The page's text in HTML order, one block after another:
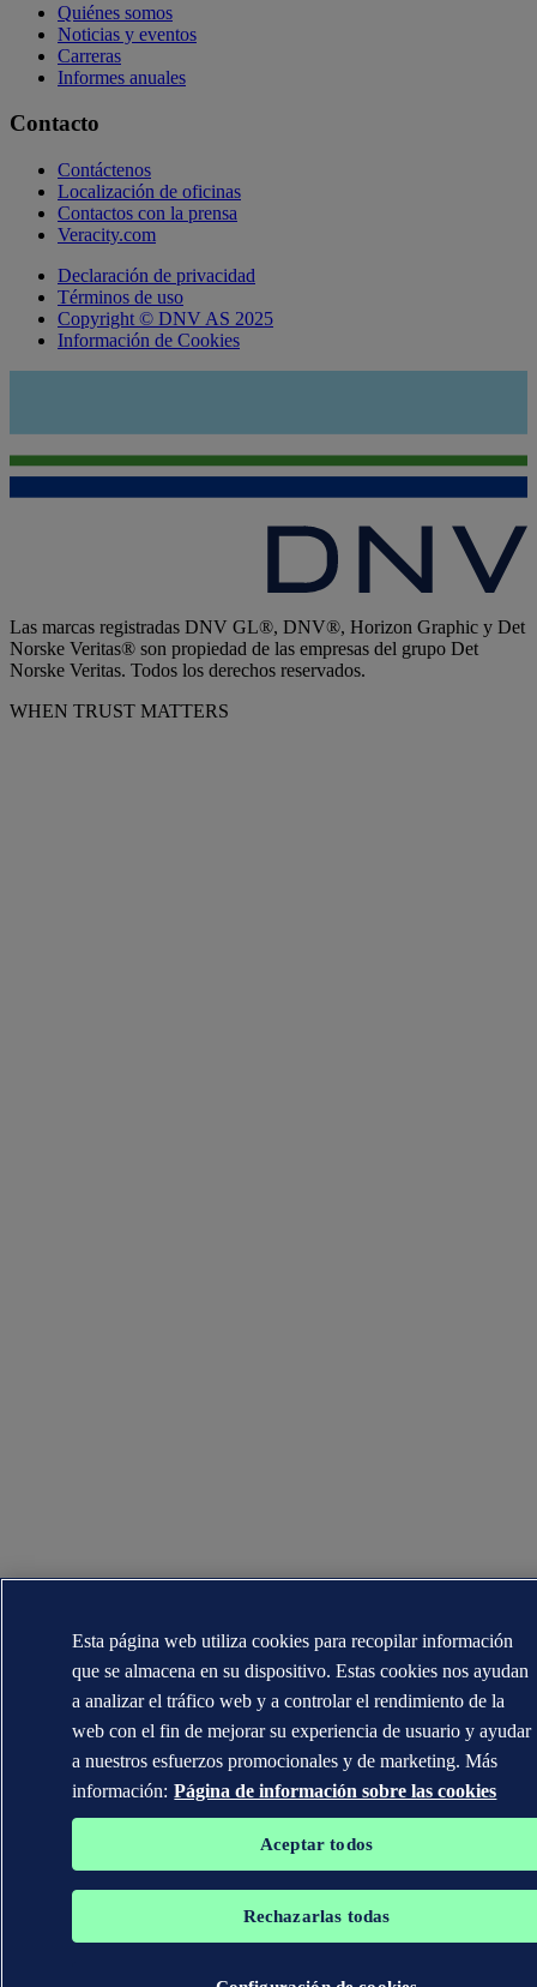
Quiénes somos
Noticias y eventos
Carreras
Informes anuales
Contacto
Contáctenos
Localización de oficinas
Contactos con la prensa
Veracity.com
Declaración de privacidad
Términos de uso
Copyright © DNV AS 2025
Información de Cookies
Las marcas registradas DNV GL®, DNV®, Horizon Graphic y Det
Norske Veritas® son propiedad de las empresas del grupo Det
Norske Veritas. Todos los derechos reservados.
WHEN TRUST MATTERS
Esta página web utiliza cookies para recopilar información
que se almacena en su dispositivo. Estas cookies nos ayudan
a analizar el tráfico web y a controlar el rendimiento de la
web con el fin de mejorar su experiencia de usuario y ayudar
a nuestros esfuerzos promocionales y de marketing. Más
información: Página de información sobre las cookies
Aceptar todos
Rechazarlas todas